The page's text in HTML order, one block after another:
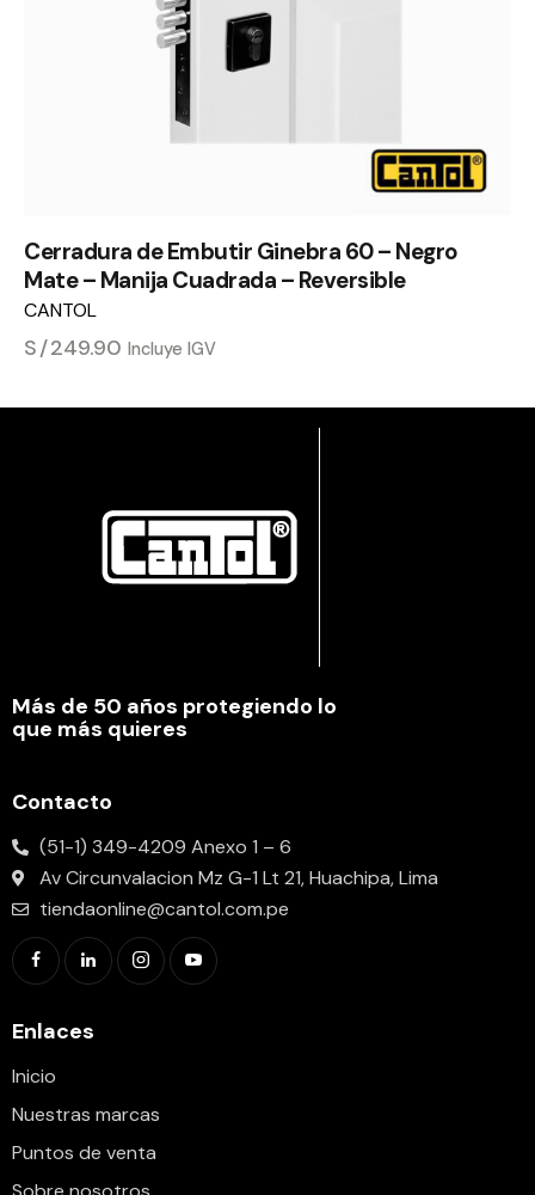
Cerradura de Embutir Ginebra 60 – Negro
Mate – Manija Cuadrada – Reversible
CANTOL
S/249.90 Incluye IGV
Más de 50 años protegiendo lo
que más quieres
Contacto
(51-1) 349-4209 Anexo 1 – 6
Av Circunvalacion Mz G-1 Lt 21, Huachipa, Lima
tiendaonline@cantol.com.pe
Enlaces
Inicio
Nuestras marcas
Puntos de venta